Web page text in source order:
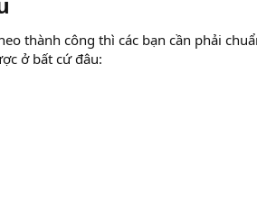
thành công thì các bạn cần phải
ở bất cứ đâu: